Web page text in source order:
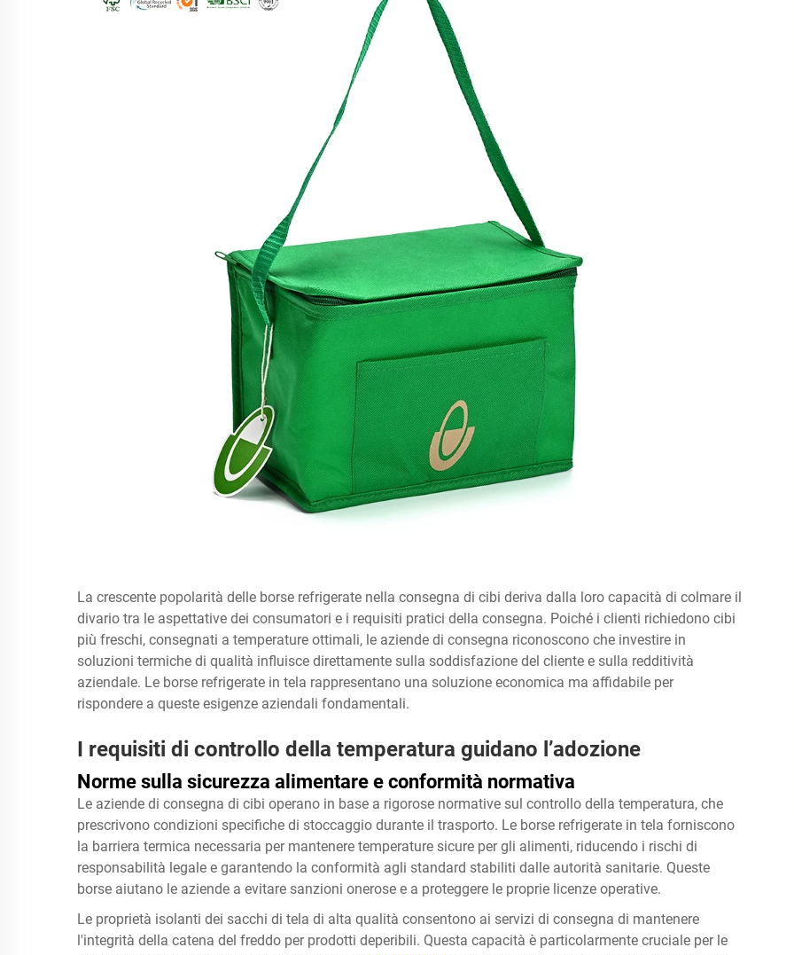
La crescente popolarità delle borse refrigerate nella consegna di cibi deriva dalla loro capacità di colmare il
divario tra le aspettative dei consumatori e i requisiti pratici della consegna. Poiché i clienti richiedono cibi
più freschi, consegnati a temperature ottimali, le aziende di consegna riconoscono che investire in
soluzioni termiche di qualità influisce direttamente sulla soddisfazione del cliente e sulla redditività
aziendale. Le borse refrigerate in tela rappresentano una soluzione economica ma affidabile per
rispondere a queste esigenze aziendali fondamentali.
I requisiti di controllo della temperatura guidano l’adozione
Norme sulla sicurezza alimentare e conformità normativa
Le aziende di consegna di cibi operano in base a rigorose normative sul controllo della temperatura, che
prescrivono condizioni specifiche di stoccaggio durante il trasporto. Le borse refrigerate in tela forniscono
la barriera termica necessaria per mantenere temperature sicure per gli alimenti, riducendo i rischi di
responsabilità legale e garantendo la conformità agli standard stabiliti dalle autorità sanitarie. Queste
borse aiutano le aziende a evitare sanzioni onerose e a proteggere le proprie licenze operative.
Le proprietà isolanti dei sacchi di tela di alta qualità consentono ai servizi di consegna di mantenere
l'integrità della catena del freddo per prodotti deperibili. Questa capacità è particolarmente cruciale per le